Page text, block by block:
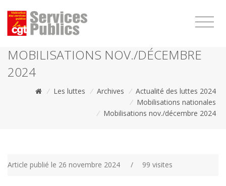
MOBILISATIONS NOV./DÉCEMBRE
2024
/ Les luttes / Archives / Actualité des luttes 2024
/ Mobilisations nationales
/ Mobilisations nov./décembre 2024
Article publié le 26 novembre 2024 / 99 visites